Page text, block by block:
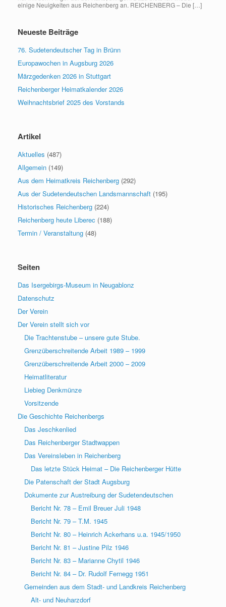
einige Neuigkeiten aus Reichenberg an. REICHENBERG – Die […]
Neueste Beiträge
76. Sudetendeutscher Tag in Brünn
Europawochen in Augsburg 2026
Märzgedenken 2026 in Stuttgart
Reichenberger Heimatkalender 2026
Weihnachtsbrief 2025 des Vorstands
Artikel
Aktuelles (487)
Allgemein (149)
Aus dem Heimatkreis Reichenberg (292)
Aus der Sudetendeutschen Landsmannschaft (195)
Historisches Reichenberg (224)
Reichenberg heute Liberec (188)
Termin / Veranstaltung (48)
Seiten
Das Isergebirgs-Museum in Neugablonz
Datenschutz
Der Verein
Der Verein stellt sich vor
Die Trachtenstube – unsere gute Stube.
Grenzüberschreitende Arbeit 1989 – 1999
Grenzüberschreitende Arbeit 2000 – 2009
Heimatliteratur
Liebieg Denkmünze
Vorsitzende
Die Geschichte Reichenbergs
Das Jeschkenlied
Das Reichenberger Stadtwappen
Das Vereinsleben in Reichenberg
Das letzte Stück Heimat – Die Reichenberger Hütte
Die Patenschaft der Stadt Augsburg
Dokumente zur Austreibung der Sudetendeutschen
Bericht Nr. 78 – Emil Breuer Juli 1948
Bericht Nr. 79 – T.M. 1945
Bericht Nr. 80 – Heinrich Ackerhans u.a. 1945/1950
Bericht Nr. 81 – Justine Pilz 1946
Bericht Nr. 83 – Marianne Chytil 1946
Bericht Nr. 84 – Dr. Rudolf Fernegg 1951
Gemeinden aus dem Stadt- und Landkreis Reichenberg
Alt- und Neuharzdorf